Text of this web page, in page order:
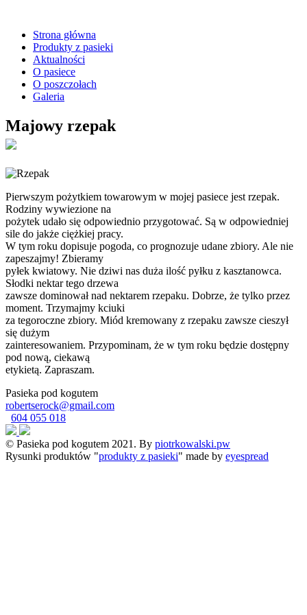
Strona główna
Produkty z pasieki
Aktualności
O pasiece
O poszczołach
Galeria
Majowy rzepak
Pierwszym pożytkiem towarowym w mojej pasiece jest rzepak.
Rodziny wywiezione na
pożytek udało się odpowiednio przygotować. Są w odpowiedniej
sile do jakże ciężkiej pracy.
W tym roku dopisuje pogoda, co prognozuje udane zbiory. Ale nie
zapeszajmy! Zbieramy
pyłek kwiatowy. Nie dziwi nas duża ilość pyłku z kasztanowca.
Słodki nektar tego drzewa
zawsze dominował nad nektarem rzepaku. Dobrze, że tylko przez
moment. Trzymajmy kciuki
za tegoroczne zbiory. Miód kremowany z rzepaku zawsze cieszył
się dużym
zainteresowaniem. Przypominam, że w tym roku będzie dostępny
pod nową, ciekawą
etykietą. Zapraszam.
Pasieka pod kogutem
robertserock@gmail.com
604 055 018
© Pasieka pod kogutem 2021. By piotrkowalski.pw
Rysunki produktów "produkty z pasieki" made by eyespread